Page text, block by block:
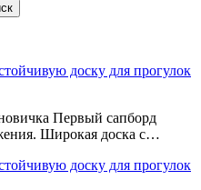
доску для прогулок
Первый сапборд
Широкая доска с…
доску для прогулок